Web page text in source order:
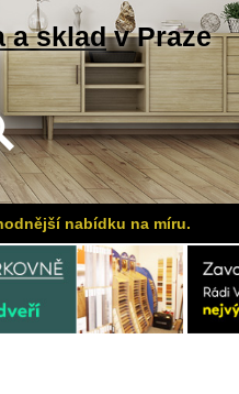
a skladv Praze
nabídku na míru.